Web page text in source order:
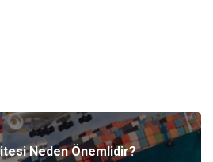
Neden Önemlidir?